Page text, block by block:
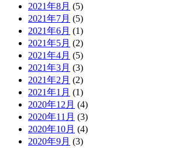
2021年8月 (5)
2021年7月 (5)
2021年6月 (1)
2021年5月 (2)
2021年4月 (5)
2021年3月 (3)
2021年2月 (2)
2021年1月 (1)
2020年12月 (4)
2020年11月 (3)
2020年10月 (4)
2020年9月 (3)